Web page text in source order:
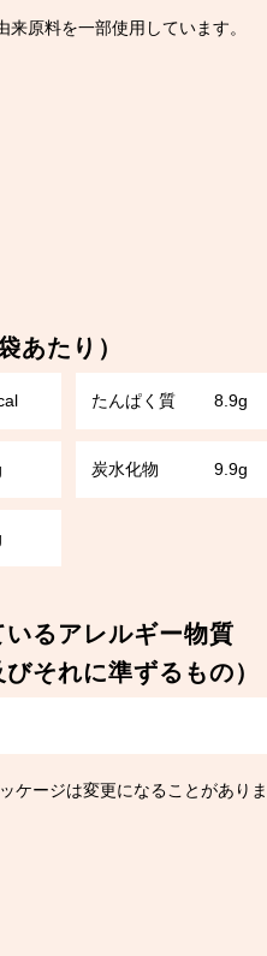
原料を一部使用しています。
あたり）
たんぱく質 8.9g
炭水化物 9.9g
るアレルギー物質
びそれに準ずるもの）
ケージは変更になることがあり